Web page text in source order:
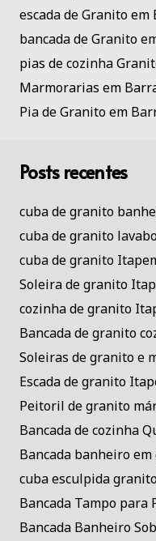
escada de Granito em
bancada de Granito
pias de cozinha
Marmorarias em
Pia de Granito em
Posts recentes
cuba de granito
cuba de granito
cuba de granito
Soleira de granito
cozinha de granito
Bancada de granito
Soleiras de granito e
Escada de granito
Peitoril de granito
Bancada de cozinha
Bancada banheiro
cuba esculpida
Bancada Tampo para
Bancada Banheiro